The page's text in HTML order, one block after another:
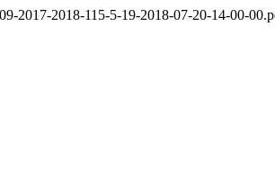
2017-2018-115-5-19-2018-07-20-14-00-